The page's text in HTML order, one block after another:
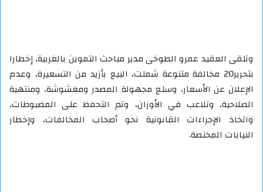
وتلقى العقيد عمرو الطوخى مدير مباحث التموين بالغربية، إخطارا
بتحرير20 مخالفة متنوعة شملت، البيع بأزيد من التسعيرة، وعدم
الإعلان عن الأسعار، وسلع مجهولة المصدر ومغشوشة، ومنتهية
الصلاحية، وتلاعب في الأوزان، وتم التحفظ على المضبوطات،
واتخاذ الإجراءات القانونية نحو أصحاب المخالفات، وإخطار
النيابات المختصة.